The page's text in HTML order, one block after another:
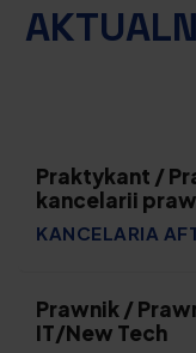
Praktykant /
kancelarii
KANCELARIA
Prawnik /
IT/New Tech